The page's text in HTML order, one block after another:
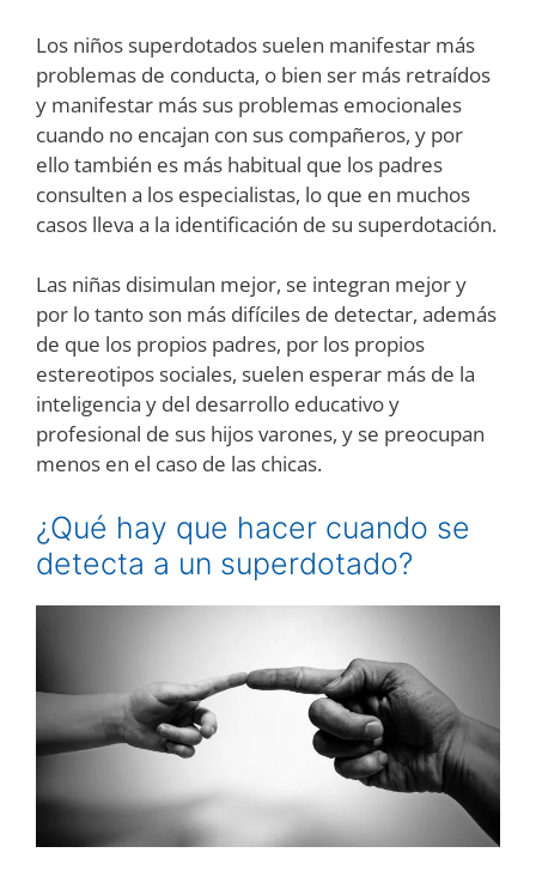
Los niños superdotados suelen manifestar más
problemas de conducta, o bien ser más retraídos
y manifestar más sus problemas emocionales
cuando no encajan con sus compañeros, y por
ello también es más habitual que los padres
consulten a los especialistas, lo que en muchos
casos lleva a la identificación de su superdotación.
Las niñas disimulan mejor, se integran mejor y
por lo tanto son más difíciles de detectar, además
de que los propios padres, por los propios
estereotipos sociales, suelen esperar más de la
inteligencia y del desarrollo educativo y
profesional de sus hijos varones, y se preocupan
menos en el caso de las chicas.
¿Qué hay que hacer cuando se
detecta a un superdotado?